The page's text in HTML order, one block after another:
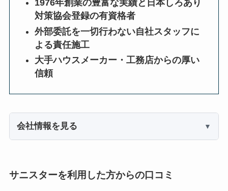
1976年創業の豊富な実績と日本しろあり
対策協会登録の有資格者
外部委託を一切行わない自社スタッフに
よる責任施工
大手ハウスメーカー・工務店からの厚い
信頼
会社情報を見る
サニスターを利用した方からの口コミ